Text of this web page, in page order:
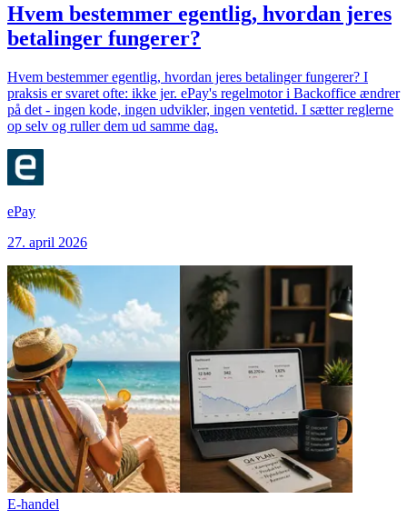
Hvem bestemmer egentlig, hvordan jeres
betalinger fungerer?
Hvem bestemmer egentlig, hvordan jeres betalinger fungerer? I
praksis er svaret ofte: ikke jer. ePay's regelmotor i Backoffice ændrer
på det - ingen kode, ingen udvikler, ingen ventetid. I sætter reglerne
op selv og ruller dem ud samme dag.
ePay
27. april 2026
E-handel